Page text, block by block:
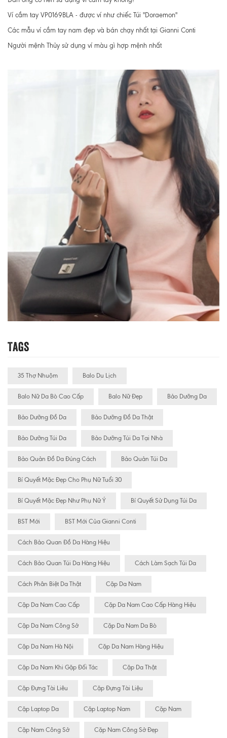
Ví cầm tay VP0169BLA - được ví như chiếc Túi "Doraemon"
Các mẫu ví cầm tay nam đẹp và bán chạy nhất tại Gianni Conti
Người mệnh Thủy sử dụng ví màu gì hợp mệnh nhất
Tags
35 Thợ Nhuộm Balo Du Lịch
Balo Nữ Da Bò Cao Cấp Balo Nữ Đẹp Bảo Dưỡng Da
Bảo Dưỡng Đồ Da Bảo Dưỡng Đồ Da Thật
Bảo Dưỡng Túi Da Bảo Dưỡng Túi Da Tại Nhà
Bảo Quản Đồ Da Đúng Cách Bảo Quản Túi Da
Bí Quyết Mặc Đẹp Cho Phụ Nữ Tuổi 30
Bí Quyết Mặc Đẹp Như Phụ Nữ Ý Bí Quyết Sử Dụng Túi Da
BST Mới BST Mới Của Gianni Conti
Cách Bảo Quan Đồ Da Hàng Hiệu
Cách Bảo Quan Túi Da Hàng Hiệu Cách Làm Sạch Túi Da
Cách Phân Biệt Da Thật Cặp Da Nam
Cặp Da Nam Cao Cấp Cặp Da Nam Cao Cấp Hàng Hiệu
Cặp Da Nam Công Sở Cặp Da Nam Da Bò
Cặp Da Nam Hà Nội Cặp Da Nam Hàng Hiệu
Cặp Da Nam Khi Gặp Đối Tác Cặp Da Thật
Cặp Đựng Tài Liêu Cặp Đựng Tài Liệu
Cặp Laptop Da Cặp Laptop Nam Cặp Nam
Cặp Nam Công Sở Cặp Nam Công Sở Đẹp